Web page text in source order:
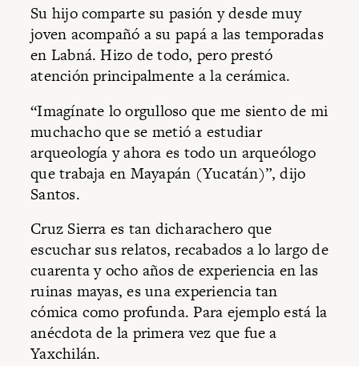
Su hijo comparte su pasión y desde muy
joven acompañó a su papá a las temporadas
en Labná. Hizo de todo, pero prestó
atención principalmente a la cerámica.
“Imagínate lo orgulloso que me siento de mi
muchacho que se metió a estudiar
arqueología y ahora es todo un arqueólogo
que trabaja en Mayapán (Yucatán)”, dijo
Santos.
Cruz Sierra es tan dicharachero que
escuchar sus relatos, recabados a lo largo de
cuarenta y ocho años de experiencia en las
ruinas mayas, es una experiencia tan
cómica como profunda. Para ejemplo está la
anécdota de la primera vez que fue a
Yaxchilán.